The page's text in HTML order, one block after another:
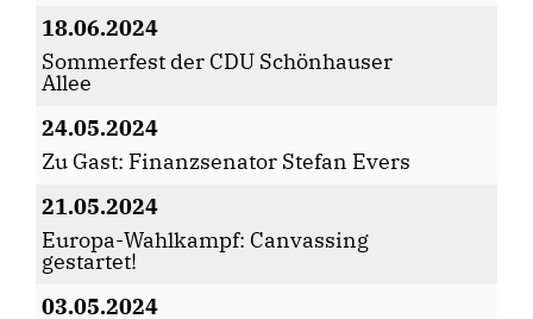
18.06.2024
Sommerfest der CDU Schönhauser
Allee
24.05.2024
Zu Gast: Finanzsenator Stefan Evers
21.05.2024
Europa-Wahlkampf: Canvassing
gestartet!
03.05.2024